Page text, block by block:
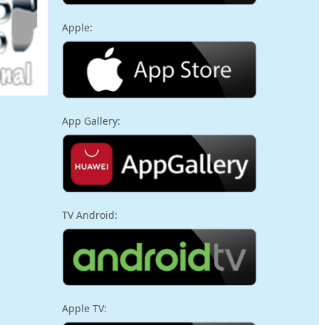
Apple:
App Gallery:
TV Android:
Apple TV: